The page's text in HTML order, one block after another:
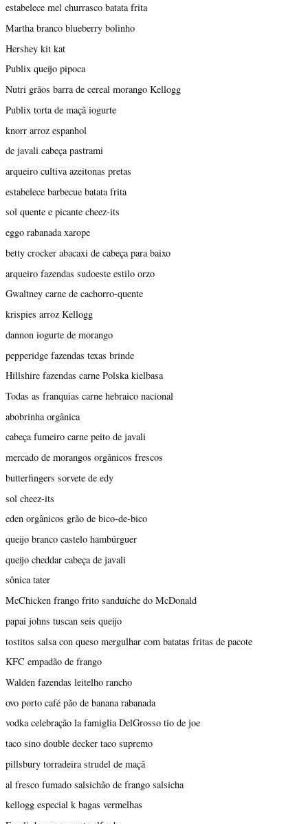
estabelece mel churrasco batata frita
Martha branco blueberry bolinho
Hershey kit kat
Publix queijo pipoca
Nutri grãos barra de cereal morango Kellogg
Publix torta de maçã iogurte
knorr arroz espanhol
de javali cabeça pastrami
arqueiro cultiva azeitonas pretas
estabelece barbecue batata frita
sol quente e picante cheez-its
eggo rabanada xarope
betty crocker abacaxi de cabeça para baixo
arqueiro fazendas sudoeste estilo orzo
Gwaltney carne de cachorro-quente
krispies arroz Kellogg
dannon iogurte de morango
pepperidge fazendas texas brinde
Hillshire fazendas carne Polska kielbasa
Todas as franquias carne hebraico nacional
abobrinha orgânica
cabeça fumeiro carne peito de javali
mercado de morangos orgânicos frescos
butterfingers sorvete de edy
sol cheez-its
eden orgânicos grão de bico-de-bico
queijo branco castelo hambúrguer
queijo cheddar cabeça de javali
sônica tater
McChicken frango frito sanduíche do McDonald
papai johns tuscan seis queijo
tostitos salsa con queso mergulhar com batatas fritas de pacote
KFC empadão de frango
Walden fazendas leitelho rancho
ovo porto café pão de banana rabanada
vodka celebração la famiglia DelGrosso tio de joe
taco sino double decker taco supremo
pillsbury torradeira strudel de maçã
al fresco fumado salsichão de frango salsicha
kellogg especial k bagas vermelhas